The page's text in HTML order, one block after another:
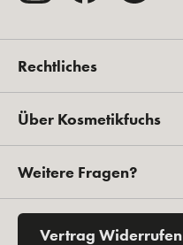
Rechtliches
Über Kosmetikfuchs
Weitere Fragen?
Vertrag Widerrufen